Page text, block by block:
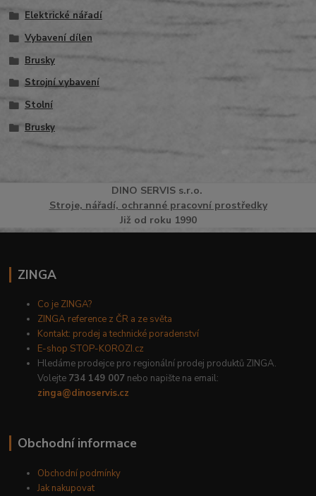
Elektrické nářadí
Vybavení dílen
Brusky
Strojní vybavení
Stolní
Brusky
DINO SERVISs.r.o.
Stroje, nářadí, ochranné pracovní prostředky
Již od roku 1990
ZINGA
Co je ZINGA?
ZINGA reference z ČR a ze světa
Kontakt: prodej a technické poradenství
E-shop STOP-KOROZI.cz
Hledáme prodejce pro regionální prodej produktů ZINGA.
Volejte 734 149 007 nebo napište na email:
zinga@dinoservis.cz
Obchodní informace
Obchodní podmínky
Jak nakupovat